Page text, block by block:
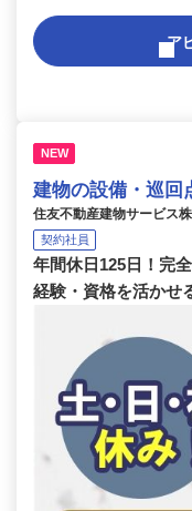
ア
NEW
建物の設備・巡回
住友不動産建物サービス
契約社員
年間休日125日！完
経験・資格を活かせ